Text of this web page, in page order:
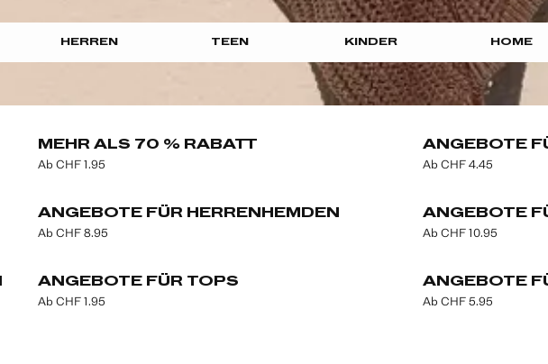
HERREN TEEN KINDER HOME
MEHR ALS 70 % RABATT
Ab CHF 1.95
ANGEBOTE
Ab CHF 4.45
ANGEBOTE FÜR HERRENHEMDEN
Ab CHF 8.95
ANGEBOTE
Ab CHF 10.95
ANGEBOTE FÜR TOPS
Ab CHF 1.95
ANGEBOTE
Ab CHF 5.95